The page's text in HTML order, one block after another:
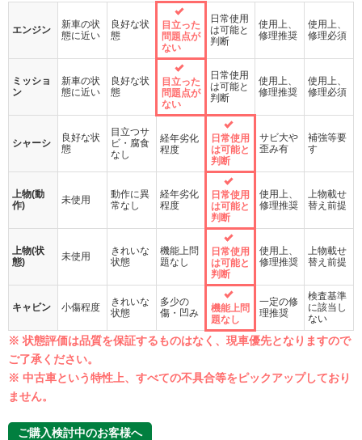
エンジン
新車の状
態に近い
良好な状
態
目立った
問題点が
ない
日常使用
は可能と
判断
使用上、
修理推奨
使用上、
修理必須
ミッショ
ン
新車の状
態に近い
良好な状
態
目立った
問題点が
ない
日常使用
は可能と
判断
使用上、
修理推奨
使用上、
修理必須
シャーシ
良好な状
態
目立つサ
ビ・腐食
なし
経年劣化
程度
日常使用
は可能と
判断
サビ大や
歪み有
補強等要
す
上物(動
作)
未使用
動作に異
常なし
経年劣化
程度
日常使用
は可能と
判断
使用上、
修理推奨
上物載せ
替え前提
上物(状
態)
未使用
きれいな
状態
機能上問
題なし
日常使用
は可能と
判断
使用上、
修理推奨
上物載せ
替え前提
キャビン 小傷程度
きれいな
状態
多少の
傷・凹み
機能上問
題なし
一定の修
理推奨
検査基準
に該当し
ない
※ 状態評価は品質を保証するものはなく、現車優先となりますので
ご了承ください。
※ 中古車という特性上、すべての不具合等をピックアップしており
ません。
ご購入検討中のお客様へ